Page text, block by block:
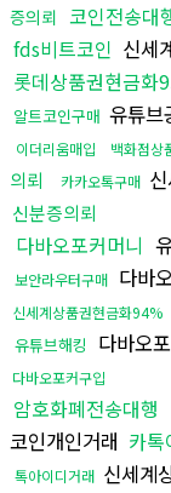
증의뢰 코인전송대
fds비트코인 신세
롯데상품권현금화
알트코인구매 유튜브
이더리움매입 백화점상
의뢰
카카오톡구매
신분증의뢰
다바오포커머니
보안라우터구매 다바
신세계상품권현금화94%
유튜브해킹 다바오
다바오포커구입
암호화폐전송대행
코인개인거래 카
톡아이디거래 신세계